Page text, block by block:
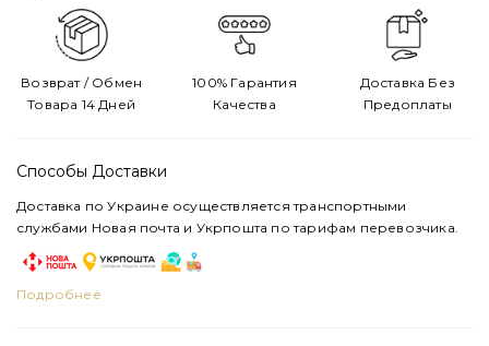
Возврат / Обмен
Товара 14 Дней
100% Гарантия
Качества
Доставка Без
Предоплаты
Способы Доставки
Доставка по Украине осуществляется транспортными
службами Новая почта и Укрпошта по тарифам перевозчика.
Подробнее